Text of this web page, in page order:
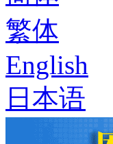
繁体
English
日本语